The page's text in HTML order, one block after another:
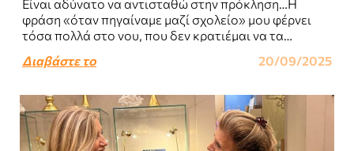
Είναι αδύνατο να αντισταθώ στην πρόκληση…Η
φράση «όταν πηγαίναμε μαζί σχολείο» μου φέρνει
τόσα πολλά στο νου, που δεν κρατιέμαι να τα
Διαβάστε το 20/09/2025